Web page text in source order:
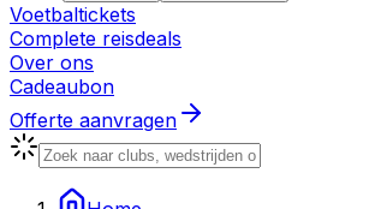
Voetbaltickets
Complete reisdeals
Over ons
Cadeaubon
Offerte aanvragen